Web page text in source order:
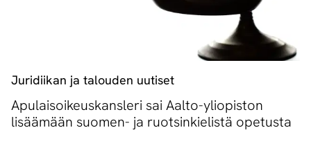
Juridiikan ja talouden uutiset
Apulaisoikeuskansleri sai Aalto-yliopiston
lisäämään suomen- ja ruotsinkielistä opetusta